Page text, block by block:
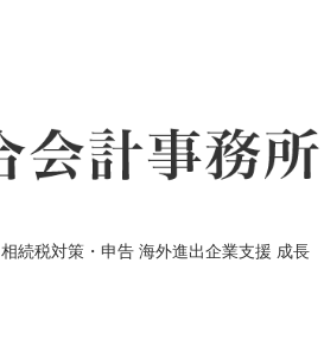
相続税対策・申告 海外進出企業支援 成長